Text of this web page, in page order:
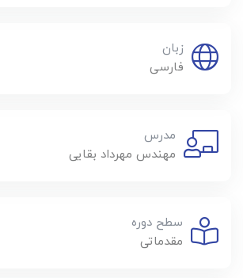
زبان
فارسی
مدرس
مهندس مهرداد بقایی
سطح دوره
مقدماتی